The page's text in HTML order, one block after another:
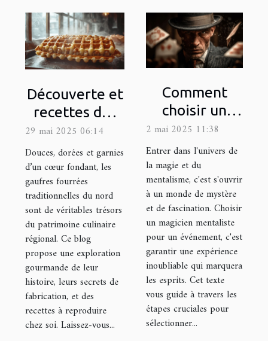
Découverte et
recettes des
gaufres
fourrées
traditionnelles
du nord
29 mai 2025 06:14
Douces, dorées et garnies
d’un cœur fondant, les
gaufres fourrées
traditionnelles du nord
sont de véritables trésors
du patrimoine culinaire
régional. Ce blog
propose une exploration
gourmande de leur
histoire, leurs secrets de
fabrication, et des
recettes à reproduire
chez soi. Laissez-vous...
Comment
choisir un
magicien
mentaliste
pour éblouir
vos
événements
2 mai 2025 11:38
Entrer dans l'univers de
la magie et du
mentalisme, c'est s'ouvrir
à un monde de mystère
et de fascination. Choisir
un magicien mentaliste
pour un événement, c'est
garantir une expérience
inoubliable qui marquera
les esprits. Cet texte
vous guide à travers les
étapes cruciales pour
sélectionner...